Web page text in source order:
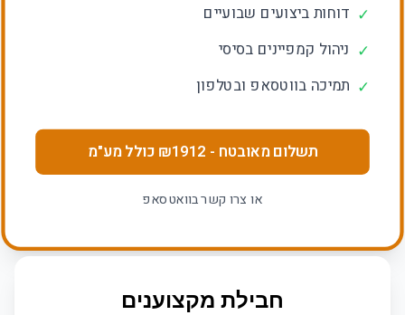
✓ דוחות ביצועים שבועיים
✓ ניהול קמפיינים בסיסי
✓ תמיכה בווטסאפ ובטלפון
תשלום מאובטח - ₪
1912 כולל מע"מ
או צרו קשר בוואטסאפ
חבילת מקצוענים